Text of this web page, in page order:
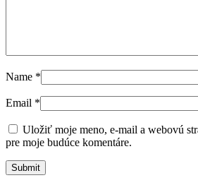
Name *
Email *
Uložiť moje meno, e-mail a webovú
pre moje budúce komentáre.